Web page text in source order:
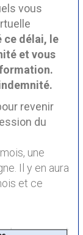
vous
ce délai, le
et vous
revenir
du
une
Il y en aura
et ce